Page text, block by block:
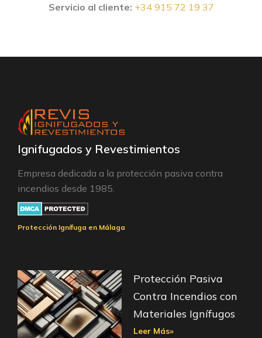
Servicio al cliente: +34 915 72 19 37
Ignifugados y Revestimientos
Empresa dedicada a la protección pasiva contra
incendios desde 1985.
Protección Ignífuga en Málaga
Protección Pasiva
Contra Incendios con
Materiales Ignífugos
Leer Más»